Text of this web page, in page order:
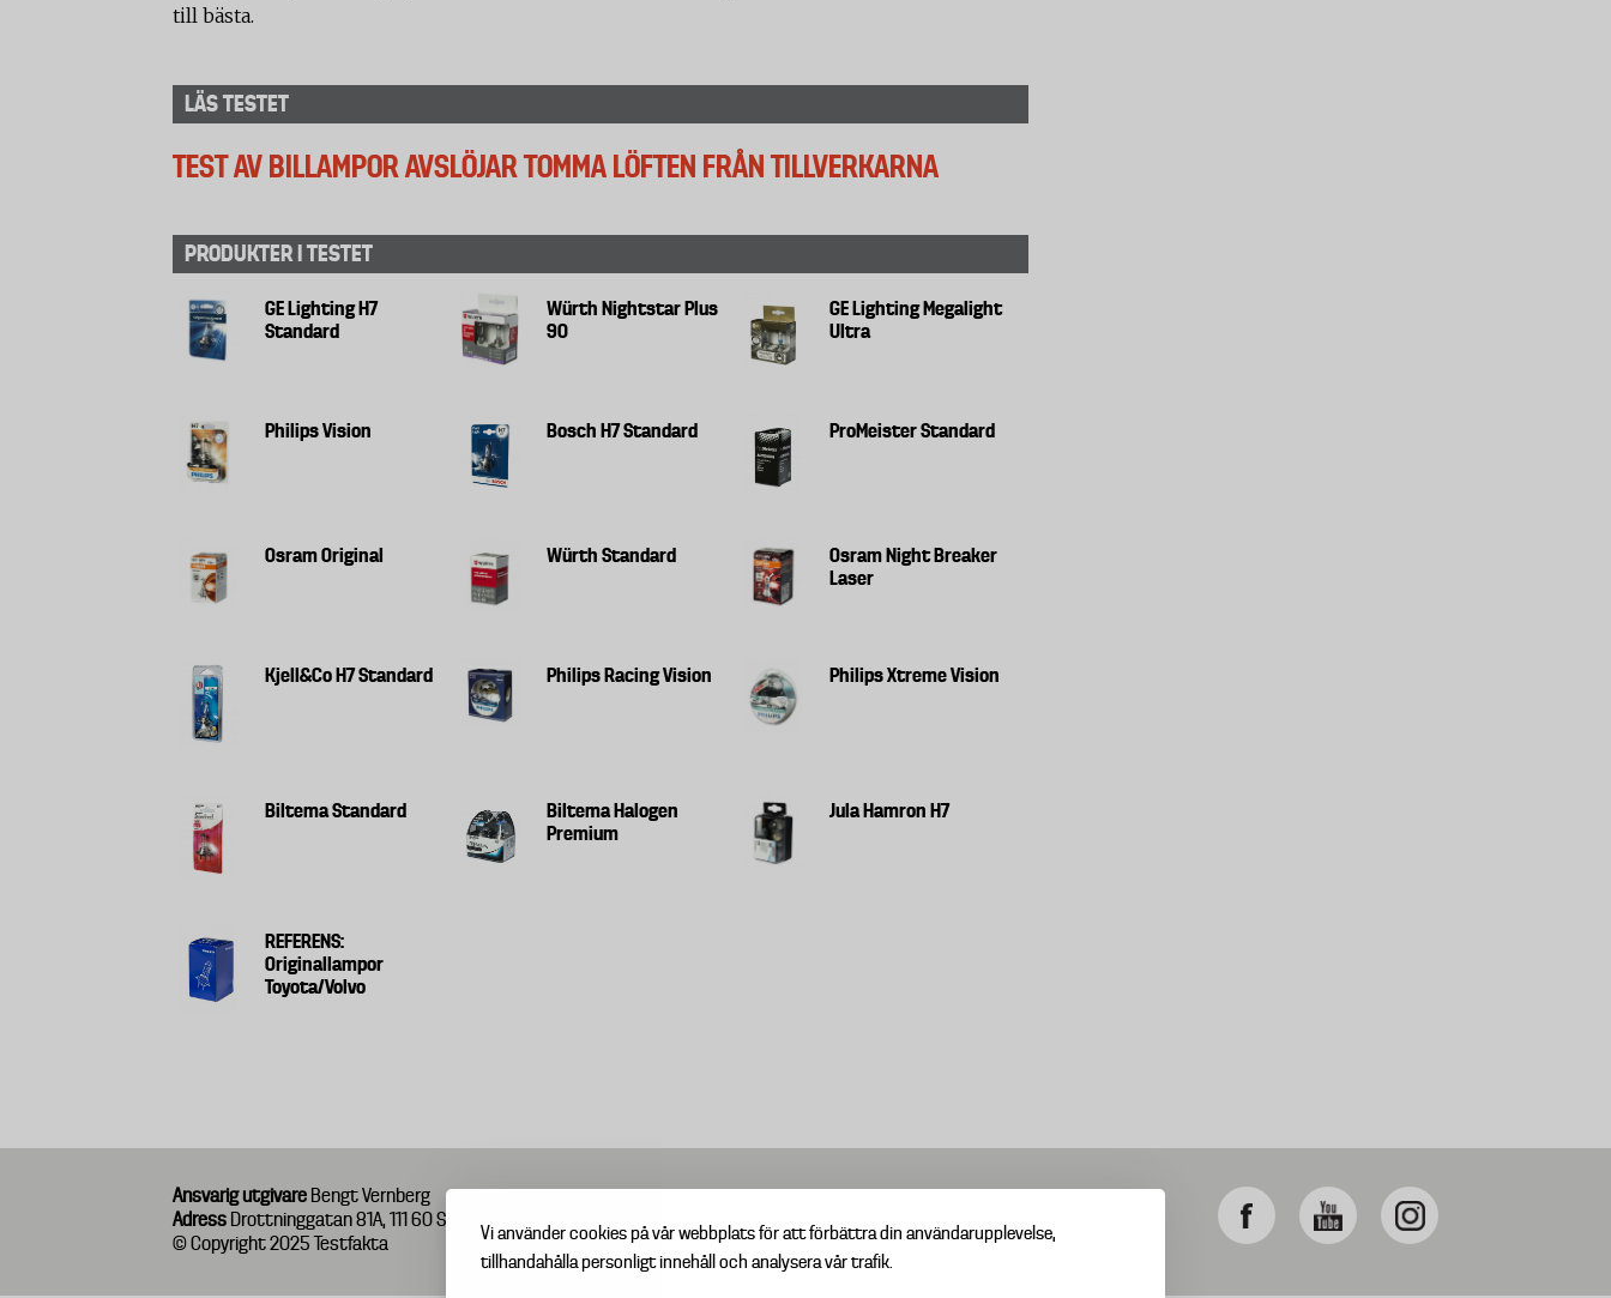
Vi använder cookies på vår webbplats för att förbättra din användarupplevelse,
tillhandahålla personligt innehåll och analysera vår trafik.
till bästa.
LÄS TESTET
TEST AV BILLAMPOR AVSLÖJAR TOMMA LÖFTEN FRÅN TILLVERKARNA
PRODUKTER I TESTET
GE Lighting H7
Standard
Würth Nightstar Plus
90
GE Lighting Megalight
Ultra
Philips Vision Bosch H7 Standard ProMeister Standard
Osram Original Würth Standard
Osram Night Breaker
Laser
Kjell&Co H7 Standard Philips Racing Vision Philips Xtreme Vision
Biltema Standard
Biltema Halogen
Premium
Jula Hamron H7
REFERENS:
Originallampor
Toyota/Volvo
Ansvarig utgivare Bengt Vernberg
Adress Drottninggatan 81A, 111 60 Stockholm
© Copyright 2025 Testfakta